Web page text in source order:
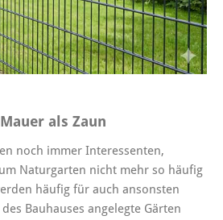
als Zaun
noch immer Interessenten,
Naturgarten nicht mehr so häufig
häufig für auch ansonsten
Bauhauses angelegte Gärten